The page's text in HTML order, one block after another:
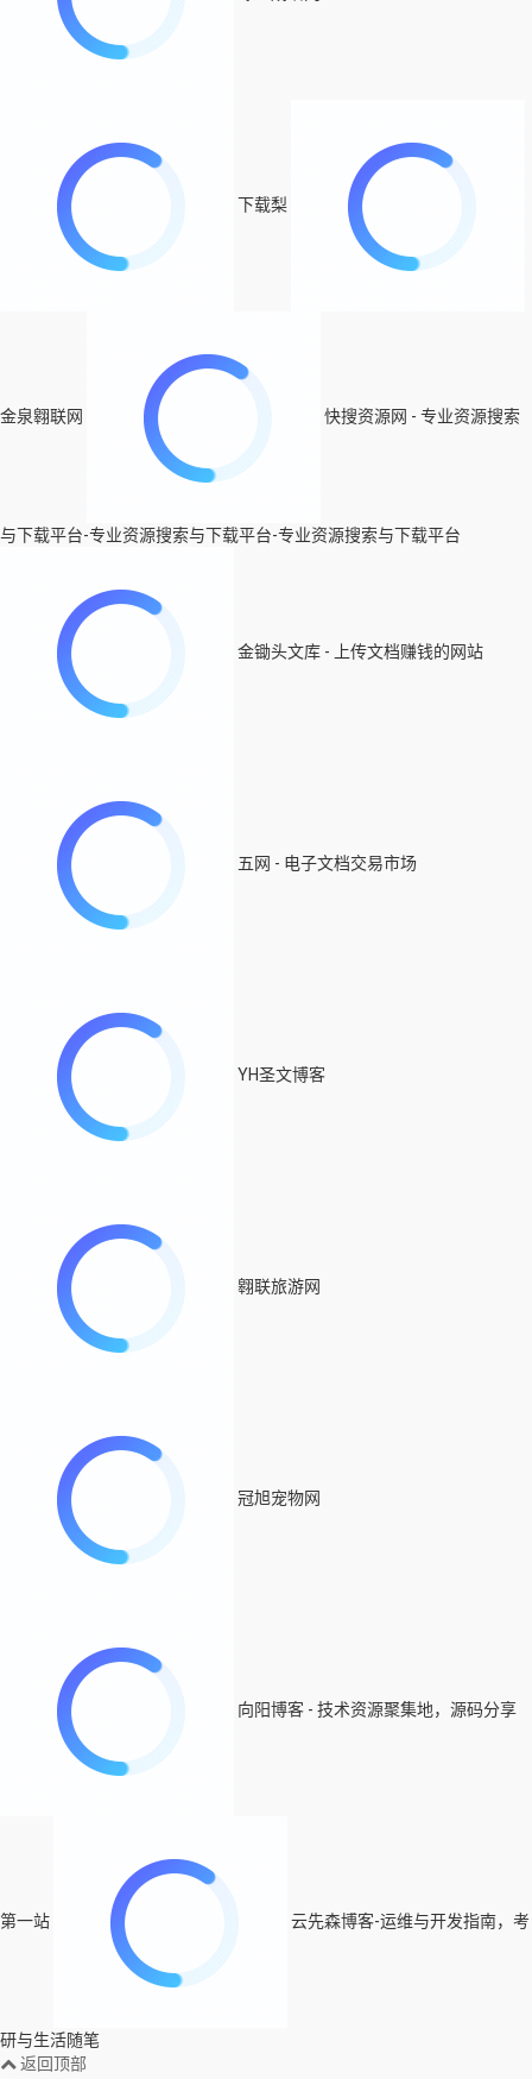
下载梨
金泉翱联网 快搜资源网 - 专业资源搜索
与下载平台-专业资源搜索与下载平台-专业资源搜索与下载平台
金锄头文库 - 上传文档赚钱的网站
五网 - 电子文档交易市场
YH圣文博客
翱联旅游网
冠旭宠物网
向阳博客 - 技术资源聚集地，源码分享
第一站 云先森博客-运维与开发指南，考
研与生活随笔
返回顶部